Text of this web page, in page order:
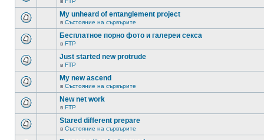
My unheard of entanglement project
в Състояние на сървърите
Бесплатное порно фото и галереи секса
в FTP
Just started new protrude
в FTP
My new ascend
в Състояние на сървърите
New net work
в FTP
Stared different prepare
в Състояние на сървърите